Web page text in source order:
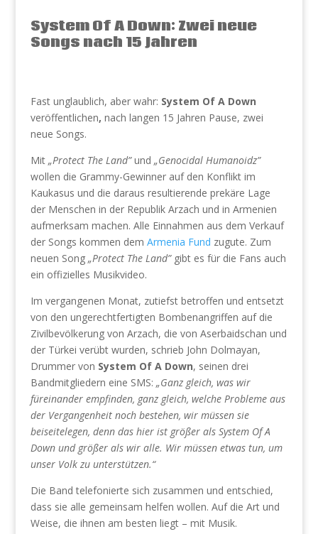
System Of A Down: Zwei neue
Songs nach 15 Jahren
Fast unglaublich, aber wahr: System Of A Down
veröffentlichen, nach langen 15 Jahren Pause, zwei
neue Songs.
Mit „Protect The Land”und „Genocidal Humanoidz”
wollen die Grammy-Gewinner auf den Konflikt im
Kaukasus und die daraus resultierende prekäre Lage
der Menschen in der Republik Arzach und in Armenien
aufmerksam machen. Alle Einnahmen aus dem Verkauf
der Songs kommen dem Armenia Fund zugute. Zum
neuen Song „Protect The Land”gibt es für die Fans auch
ein offizielles Musikvideo.
Im vergangenen Monat, zutiefst betroffen und entsetzt
von den ungerechtfertigten Bombenangriffen auf die
Zivilbevölkerung von Arzach, die von Aserbaidschan und
der Türkei verübt wurden, schrieb John Dolmayan,
Drummer von System Of A Down, seinen drei
Bandmitgliedern eine SMS: „Ganz gleich, was wir
füreinander empfinden, ganz gleich, welche Probleme aus
der Vergangenheit noch bestehen, wir müssen sie
beiseitelegen, denn das hier ist größer als System Of A
Down und größer als wir alle. Wir müssen etwas tun, um
unser Volk zu unterstützen.“
Die Band telefonierte sich zusammen und entschied,
dass sie alle gemeinsam helfen wollen. Auf die Art und
Weise, die ihnen am besten liegt – mit Musik.